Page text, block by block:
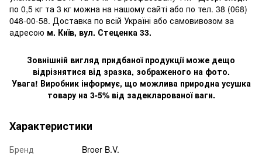
по 0,5 кг та 3 кг можна на нашому сайті або по тел. 38 (068)
048-00-58. Доставка по всій Україні або самовивозом за
адресою м. Київ, вул. Стеценка 33.
Зовнішній вигляд придбаної продукції може дещо
відрізнятися від зразка, зображеного на фото.
Увага! Виробник інформує, що можлива природна усушка
товару на 3-5% від задекларованої ваги.
Характеристики
Бренд
Broer B.V.